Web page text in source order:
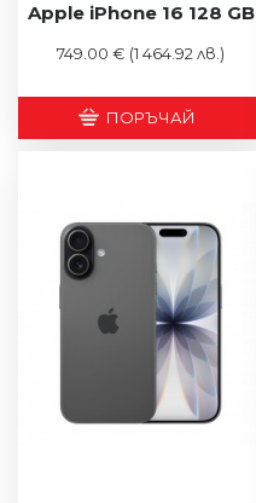
Apple iPhone 16 128 GB
749.00 € (1 464.92 лв.)
ПОРЪЧАЙ